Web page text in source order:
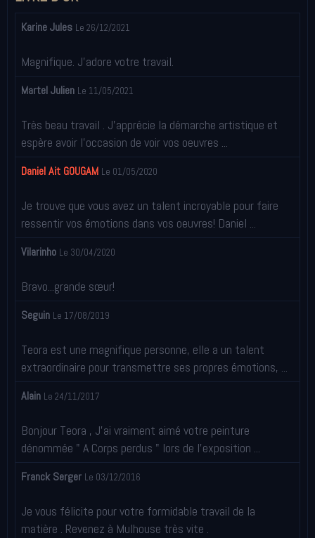
Karine Jules Le 26/12/2021
Magnifique. J'adore votre travail.
Martel Julien Le 11/05/2021
Très beau travail . J'apprécie la démarche artistique et
espère avoir l'occasion de voir vos oeuvres ...
Daniel Ait GOUGAM Le 01/05/2020
Je trouve que vous avez un talent incroyable pour faire
ressentir vos émotions dans vos oeuvres! Daniel ...
Vilarinho Le 30/04/2020
Bravo...grande sœur!
Seguin Le 17/08/2019
Teora est une magnifique personne, elle a un talent
extraordinaire pour transmettre ses propres émotions, ...
Alain Le 24/11/2017
Bonjour Teora , J'ai vraiment aimé votre peinture
dénommée " A Corps perdus " lors de l'exposition ...
Franck Serger Le 03/12/2016
Je vous félicite pour votre formidable travail de la
matière . Revenez à Mulhouse très vite .